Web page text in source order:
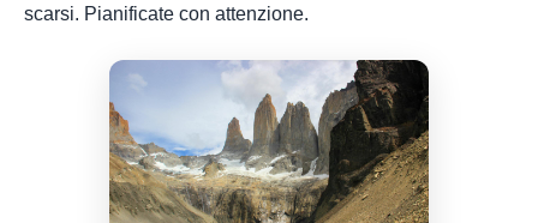
scarsi. Pianificate con attenzione.